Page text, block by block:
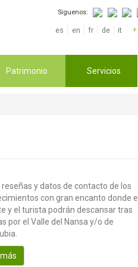
Síguenos:
es en fr de it +
Patrimonio Servicios
reseñas y datos de contacto de los
con gran encanto donde el
y el turista podrán descansar tras
por el Valle del Nansa y/o de